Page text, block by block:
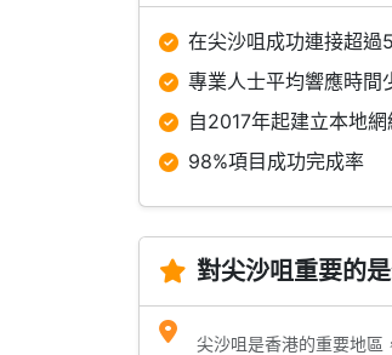
在尖沙咀成功連接超過
專業人士平均響應時間
自2017年起建立本地網
98%項目成功完成率
對尖沙咀重要的
尖沙咀是香港的重要地區